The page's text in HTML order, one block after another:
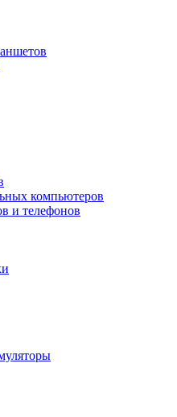
компьютеров
и телефонов